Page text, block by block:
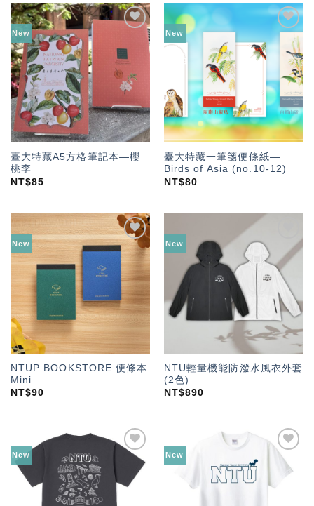
New
「願
望輕
臺大特藏A5方格筆記本—櫻
桃李
NT$85
New
加入
「願
望輕
單」
臺大特藏一筆箋便條紙—
Birds of Asia (no.10-12)
NT$80
New
加入
單」
NTUP BOOKSTORE 便條本
Mini
NT$90
New
加入
「願
望輕
單」
NTU輕量機能防潑水風衣外套
(2色)
NT$890
New
加入
「願
望輕
單」
New
加入
「願